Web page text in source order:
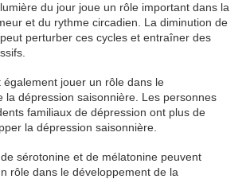
du jour joue un rôle important dans la
et du rythme circadien. La diminution de
perturber ces cycles et entraîner des
également jouer un rôle dans le
la dépression saisonnière. Les personnes
familiaux de dépression ont plus de
la dépression saisonnière.
sérotonine et de mélatonine peuvent
rôle dans le développement de la